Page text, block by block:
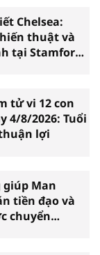
Chelsea:
thuật và
tại Stamford
tử vi 12 con
4/8/2026: Tuổi
lợi
giúp Man
tiền đạo và
chuyển